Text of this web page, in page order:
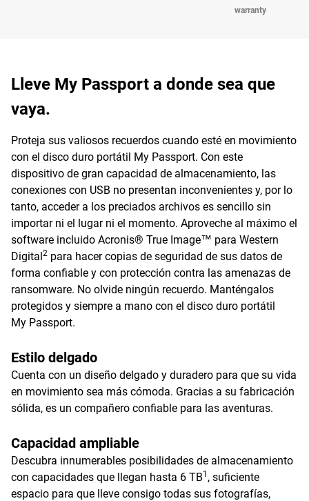
warranty
Lleve My Passport a donde sea que
vaya.
Proteja sus valiosos recuerdos cuando esté en movimiento
con el disco duro portátil My Passport. Con este
dispositivo de gran capacidad de almacenamiento, las
conexiones con USB no presentan inconvenientes y, por lo
tanto, acceder a los preciados archivos es sencillo sin
importar ni el lugar ni el momento. Aproveche al máximo el
software incluido Acronis® True Image™ para Western
Digital2 para hacer copias de seguridad de sus datos de
forma confiable y con protección contra las amenazas de
ransomware. No olvide ningún recuerdo. Manténgalos
protegidos y siempre a mano con el disco duro portátil
My Passport.
Estilo delgado
Cuenta con un diseño delgado y duradero para que su vida
en movimiento sea más cómoda. Gracias a su fabricación
sólida, es un compañero confiable para las aventuras.
Capacidad ampliable
Descubra innumerables posibilidades de almacenamiento
con capacidades que llegan hasta 6 TB1 , suficiente
espacio para que lleve consigo todas sus fotografías,